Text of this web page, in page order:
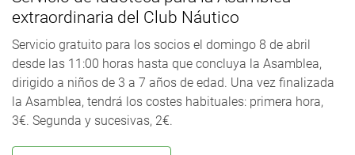
extraordinaria del Club Náutico
Servicio gratuito para los socios el domingo 8 de abril
desde las 11:00 horas hasta que concluya la Asamblea,
dirigido a niños de 3 a 7 años de edad. Una vez finalizada
la Asamblea, tendrá los costes habituales: primera hora,
3€. Segunda y sucesivas, 2€.